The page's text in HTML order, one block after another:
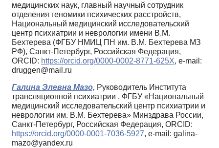
медицинских наук, главный научный сотрудник
отделения геномики психических расстройств,
Национальный медицинский исследовательский
центр психиатрии и неврологии имени В.М.
Бехтерева (ФГБУ НМИЦ ПН им. В.М. Бехтерева МЗ
РФ), Санкт-Петербург, Российская Федерация,
ORCID: https://orcid.org/0000-0002-8771-625X, e-mail:
druggen@mail.ru
Галина Элевна Мазо, Руководитель Института
трансляционной психиатрии , ФГБУ «Национальный
медицинский исследовательский центр психиатрии и
неврологии им. В.М. Бехтерева» Минздрава России,
Санкт-Петербург, Российская Федерация, ORCID:
https://orcid.org/0000-0001-7036-5927, e-mail: galina-
mazo@yandex.ru